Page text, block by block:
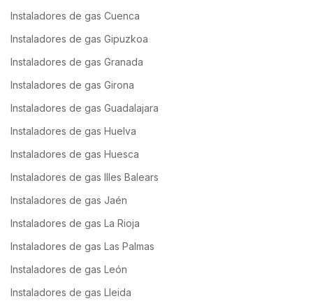
Instaladores de gas Cuenca
Instaladores de gas Gipuzkoa
Instaladores de gas Granada
Instaladores de gas Girona
Instaladores de gas Guadalajara
Instaladores de gas Huelva
Instaladores de gas Huesca
Instaladores de gas Illes Balears
Instaladores de gas Jaén
Instaladores de gas La Rioja
Instaladores de gas Las Palmas
Instaladores de gas León
Instaladores de gas Lleida